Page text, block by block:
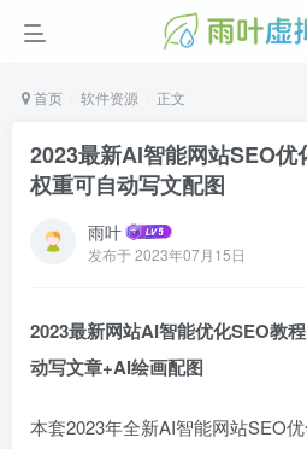
首页 软件资源 正文
2023最新AI智能网站SEO优
权重可自动写文配图
雨叶
发布于2023年07月15日
2023最新网站AI智能优化SEO教
动写文章+AI绘画配图
本套2023年全新AI智能网站SEO